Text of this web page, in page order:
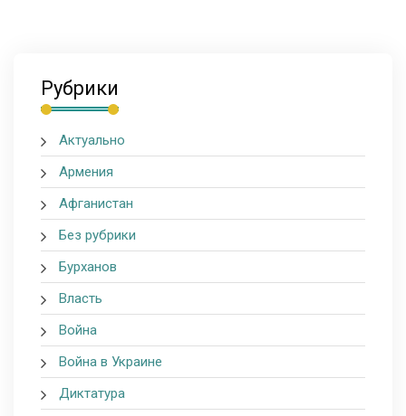
Рубрики
Актуально
Армения
Афганистан
Без рубрики
Бурханов
Власть
Война
Война в Украине
Диктатура